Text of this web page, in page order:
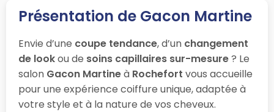
Présentation de Gacon Martine
Envie d’une coupe tendance, d’un changement
de lookou de soins capillaires sur-mesure? Le
salon Gacon Martineà Rochefort vous accueille
pour une expérience coiffure unique, adaptée à
votre style et à la nature de vos cheveux.